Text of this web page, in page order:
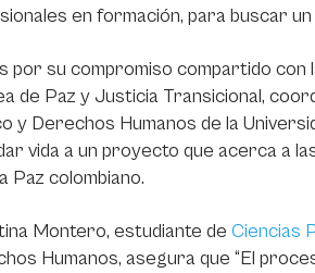
en formación, para buscar
por su compromiso compartido
de Paz y Justicia Transicional,
y Derechos Humanos de la
vida a un proyecto que acerca a
Paz colombiano.
Montero, estudiante de Ciencias
Humanos, asegura que “El